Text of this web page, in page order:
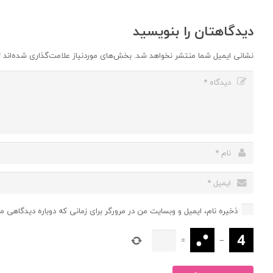
دیدگاهتان را بنویسید
نشانی ایمیل شما منتشر نخواهد شد. بخش‌های موردنیاز علامت‌گذاری شده‌اند
ذخیره نام، ایمیل و وبسایت من در مرورگر برای زمانی که دوباره
−
=